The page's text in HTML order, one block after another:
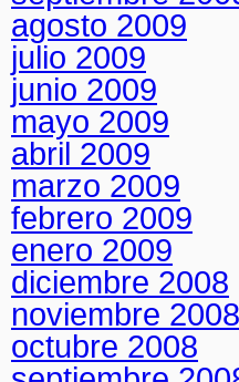
agosto 2009
julio 2009
junio 2009
mayo 2009
abril 2009
marzo 2009
febrero 2009
enero 2009
diciembre 2008
noviembre 2008
octubre 2008